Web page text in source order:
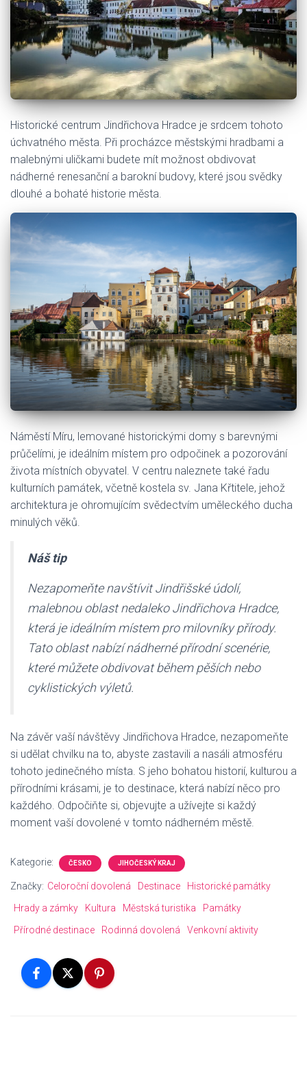
Historické centrum Jindřichova Hradce je srdcem tohoto
úchvatného města. Při procházce městskými hradbami a
malebnými uličkami budete mít možnost obdivovat
nádherné renesanční a barokní budovy, které jsou svědky
dlouhé a bohaté historie města.
Náměstí Míru, lemované historickými domy s barevnými
průčelími, je ideálním místem pro odpočinek a pozorování
života místních obyvatel. V centru naleznete také řadu
kulturních památek, včetně kostela sv. Jana Křtitele, jehož
architektura je ohromujícím svědectvím uměleckého ducha
minulých věků.
Náš tip
Nezapomeňte navštívit Jindřišské údolí,
malebnou oblast nedaleko Jindřichova Hradce,
která je ideálním místem pro milovníky přírody.
Tato oblast nabízí nádherné přírodní scenérie,
které můžete obdivovat během pěších nebo
cyklistických výletů.
Na závěr vaší návštěvy Jindřichova Hradce, nezapomeňte
si udělat chvilku na to, abyste zastavili a nasáli atmosféru
tohoto jedinečného místa. S jeho bohatou historií, kulturou a
přírodními krásami, je to destinace, která nabízí něco pro
každého. Odpočiňte si, objevujte a užívejte si každý
moment vaší dovolené v tomto nádherném městě.
Kategorie: ČESKO JIHOČESKÝ KRAJ
Značky: Celoroční dovolená Destinace
Historické památky
Hrady a zámky
Kultura Městská turistika
Památky
Přírodné destinace
Rodinná dovolená Venkovní aktivity